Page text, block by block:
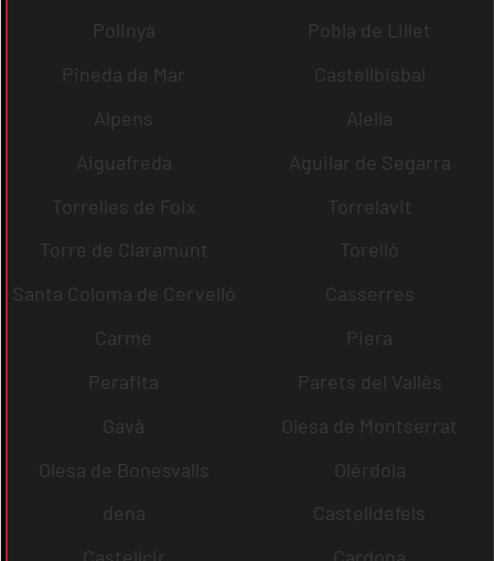
Polinyà
Pobla de Lillet
Pineda de Mar
Castellbisbal
Alpens
Alella
Aiguafreda
Aguilar de Segarra
Torrelles de Foix
Torrelavit
Torre de Claramunt
Torelló
Santa Coloma de Cervelló
Casserres
Carme
Piera
Perafita
Parets del Vallès
Gavà
Olesa de Montserrat
Olesa de Bonesvalls
Olèrdola
dena
Castelldefels